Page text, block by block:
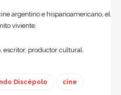
argentino e hispanoamericano, el
viviente.
escritor, productor cultural.
Discépolo cine